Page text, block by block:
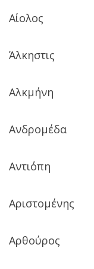
Αίολος
Άλκηστις
Αλκμήνη
Ανδρομέδα
Αντιόπη
Αριστομένης
Αρθούρος